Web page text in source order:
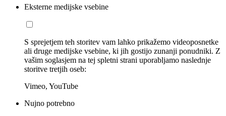
Eksterne medijske vsebine
S sprejetjem teh storitev vam lahko prikažemo videoposnetke
ali druge medijske vsebine, ki jih gostijo zunanji ponudniki. Z
vašim soglasjem na tej spletni strani uporabljamo naslednje
storitve tretjih oseb:
Vimeo, YouTube
Nujno potrebno